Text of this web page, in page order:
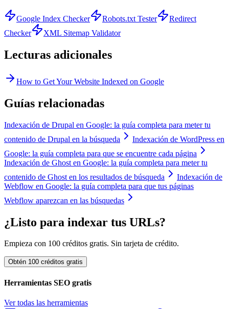
Google Index Checker Robots.txt Tester
Redirect
Checker
XML Sitemap Validator
Lecturas adicionales
How to Get Your Website Indexed on Google
Guías relacionadas
Indexación de Drupal en Google: la guía completa para meter tu
contenido de Drupal en la búsqueda
Indexación de WordPress en
Google: la guía completa para que se encuentre cada página
Indexación de Ghost en Google: la guía completa para meter tu
contenido de Ghost en los resultados de búsqueda
Indexación de
Webflow en Google: la guía completa para que tus páginas
Webflow aparezcan en las búsquedas
¿Listo para indexar tus URLs?
Empieza con 100 créditos gratis. Sin tarjeta de crédito.
Obtén 100 créditos gratis
Herramientas SEO gratis
Ver todas las herramientas